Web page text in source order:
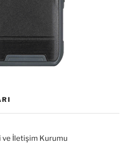
ve İletişim Kurumu